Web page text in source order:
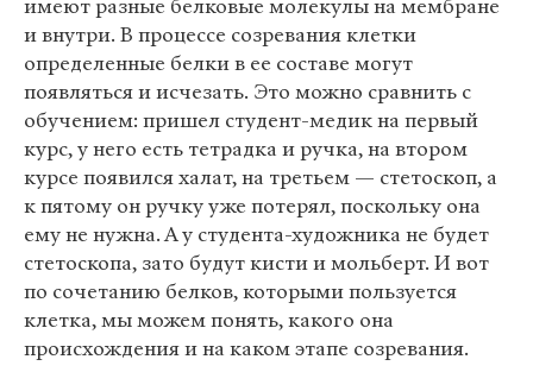
имеют разные белковые молекулы на мембране
и внутри. В процессе созревания клетки
определенные белки в ее составе могут
появляться и исчезать. Это можно сравнить с
обучением: пришел студент-медик на первый
курс, у него есть тетрадка и ручка, на втором
курсе появился халат, на третьем — стетоскоп, а
к пятому он ручку уже потерял, поскольку она
ему не нужна. А у студента-художника не будет
стетоскопа, зато будут кисти и мольберт. И вот
по сочетанию белков, которыми пользуется
клетка, мы можем понять, какого она
происхождения и на каком этапе созревания.